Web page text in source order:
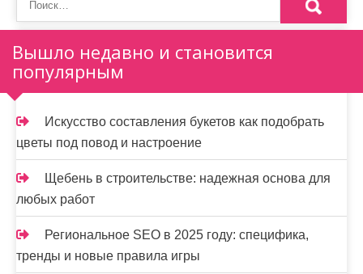
Вышло недавно и становится
популярным
Искусство составления букетов как подобрать
цветы под повод и настроение
Щебень в строительстве: надежная основа для
любых работ
Региональное SEO в 2025 году: специфика,
тренды и новые правила игры